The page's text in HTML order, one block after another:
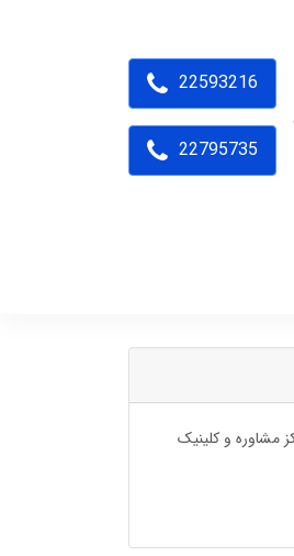
22593216
22795735
مشاوره و کلینیک